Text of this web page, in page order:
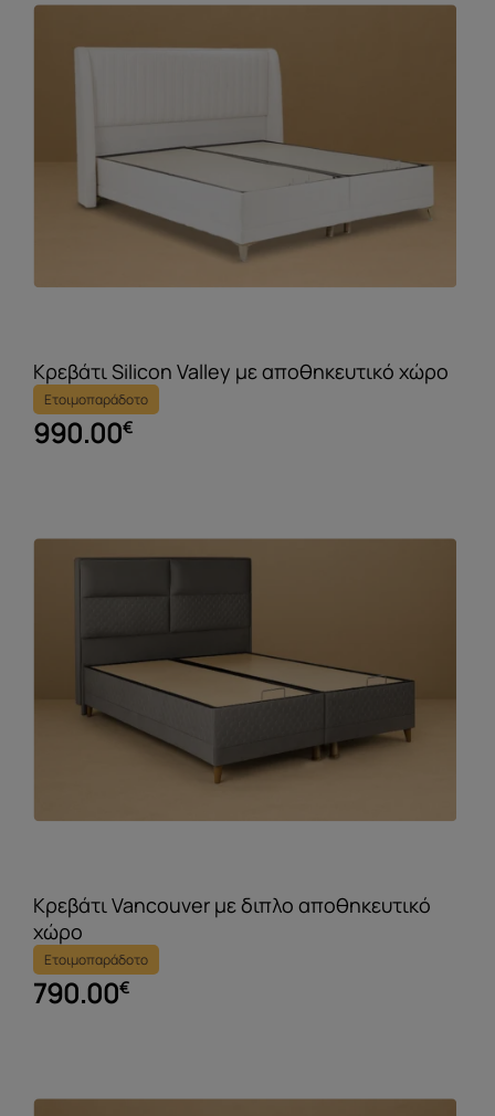
Κρεβάτι Silicon Valley με αποθηκευτικό χώρο
Ετοιμοπαράδοτο
990.00€
Κρεβάτι Vancouver με διπλο αποθηκευτικό
χώρο
Ετοιμοπαράδοτο
790.00€